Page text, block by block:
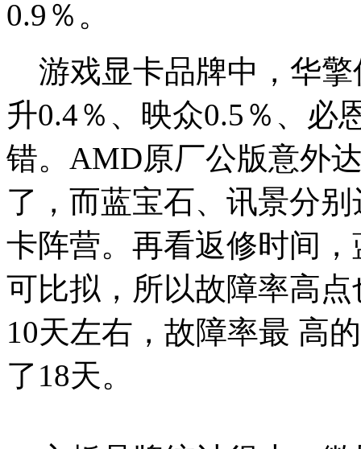
0.9％。
游戏显卡品牌中，华擎
升0.4％、映众0.5％、必
错。AMD原厂公版意外
了，而蓝宝石、讯景分
卡阵营。再看返修时间
可比拟，所以故障率高
10天左右，故障率最 高
了18天。